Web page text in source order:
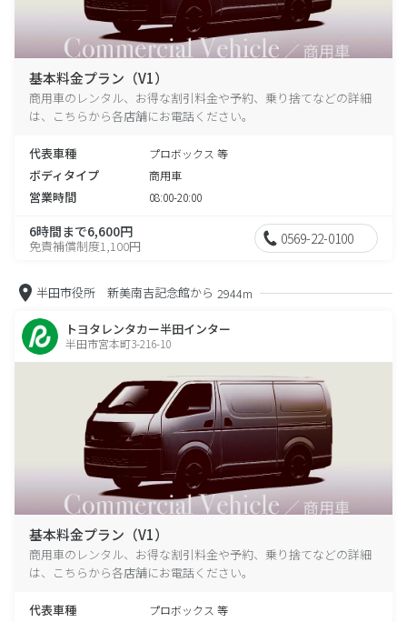
基本料金プラン（V1）
商用車のレンタル、お得な割引料金や予約、乗り捨てなどの詳細
は、こちらから各店舗にお電話ください。
代表車種 プロボックス 等
ボディタイプ 商用車
営業時間 08:00-20:00
6時間まで6,600円
免責補償制度1,100円 0569-22-0100
半田市役所 新美南吉記念館から 2944m
トヨタレンタカー半田インター
半田市宮本町3-216-10
基本料金プラン（V1）
商用車のレンタル、お得な割引料金や予約、乗り捨てなどの詳細
は、こちらから各店舗にお電話ください。
代表車種 プロボックス 等